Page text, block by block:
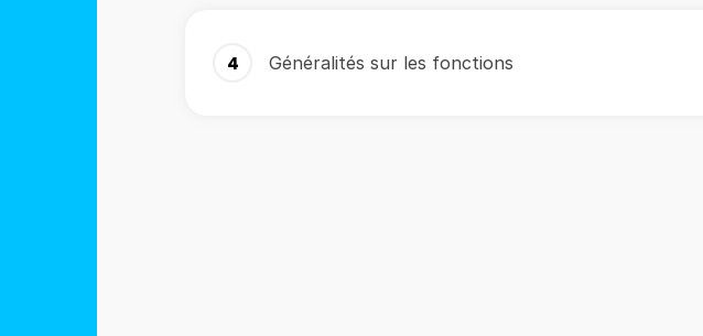
4 Généralités sur les fonctions